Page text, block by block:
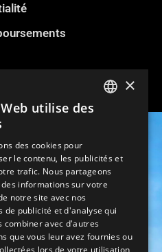
PARIS
Sauna Hammam
75012 Paris
de Lyon
FRENCH
GERMAN
ITALIAN
SPANISH
TURKISH
×
utilise des
des cookies pour
le contenu, les publicités et
trafic. Nous partageons
informations sur votre
notre site avec nos
de publicité et d'analyse qui
combiner avec d'autres
que vous leur avez fournies ou
lors de votre utilisation